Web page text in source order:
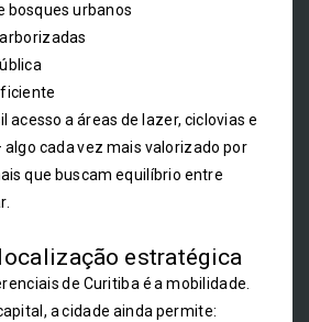
bosques urbanos
acesso a áreas de lazer, ciclovias e
algo cada vez mais valorizado por
que buscam equilíbrio entre
estratégica
de Curitiba é a mobilidade.
a cidade ainda permite: